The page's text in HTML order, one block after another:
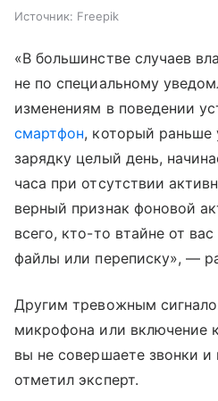
Источник: Freepik
«В большинстве случаев
не по специальному
изменениям в поведении
смартфон, который раньше
зарядку целый день,
часа при отсутствии
верный признак фоновой
всего, кто-то втайне от
файлы или переписку», —
Другим тревожным
микрофона или включение
вы не совершаете звонки и
отметил эксперт.